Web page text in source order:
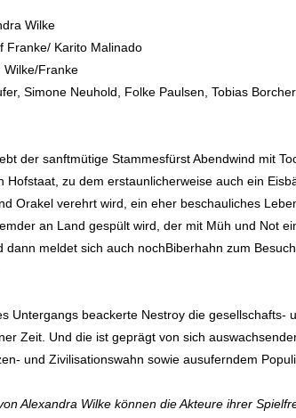
Wilke
Franke/ Karito Malinado
Wilke/Franke
Simone Neuhold, Folke Paulsen, Tobias
der sanftmütige Stammesfürst Abendwind mit
Hofstaat, zu dem erstaunlicherweise auch ein
Orakel verehrt wird, ein eher beschauliches
an Land gespült wird, der mit Müh und Not
dann meldet sich auch nochBiberhahn zum
Untergangs beackerte Nestroy die gesellschafts-
Zeit. Und die ist geprägt von sich
und Zivilisationswahn sowie ausuferndem
Alexandra Wilke können die Akteure ihrer